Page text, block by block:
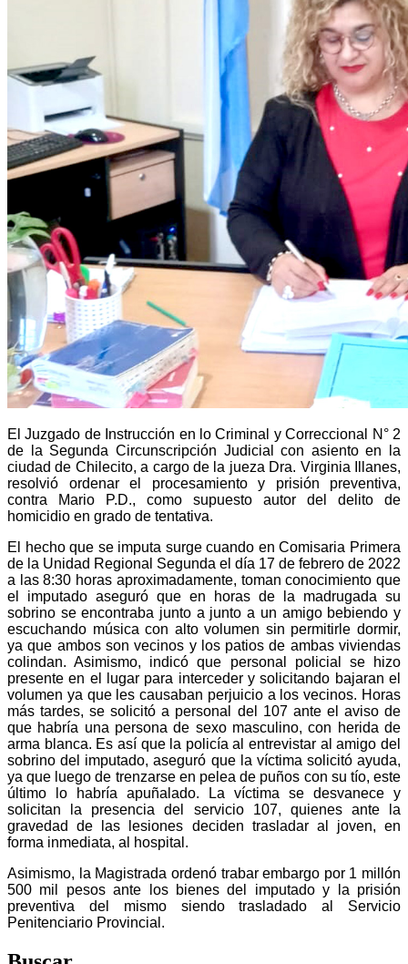
El Juzgado de Instrucción en lo Criminal y Correccional N° 2
de la Segunda Circunscripción Judicial con asiento en la
ciudad de Chilecito, a cargo de la jueza Dra. Virginia Illanes,
resolvió ordenar el procesamiento y prisión preventiva,
contra Mario P.D., como supuesto autor del delito de
homicidio en grado de tentativa.
El hecho que se imputa surge cuando en Comisaria Primera
de la Unidad Regional Segunda el día 17 de febrero de 2022
a las 8:30 horas aproximadamente, toman conocimiento que
el imputado aseguró que en horas de la madrugada su
sobrino se encontraba junto a junto a un amigo bebiendo y
escuchando música con alto volumen sin permitirle dormir,
ya que ambos son vecinos y los patios de ambas viviendas
colindan. Asimismo, indicó que personal policial se hizo
presente en el lugar para interceder y solicitando bajaran el
volumen ya que les causaban perjuicio a los vecinos. Horas
más tardes, se solicitó a personal del 107 ante el aviso de
que habría una persona de sexo masculino, con herida de
arma blanca. Es así que la policía al entrevistar al amigo del
sobrino del imputado, aseguró que la víctima solicitó ayuda,
ya que luego de trenzarse en pelea de puños con su tío, este
último lo habría apuñalado. La víctima se desvanece y
solicitan la presencia del servicio 107, quienes ante la
gravedad de las lesiones deciden trasladar al joven, en
forma inmediata, al hospital.
Asimismo, la Magistrada ordenó trabar embargo por 1 millón
500 mil pesos ante los bienes del imputado y la prisión
preventiva del mismo siendo trasladado al Servicio
Penitenciario Provincial.